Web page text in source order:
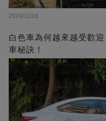
2024/11/18
白色車為何越來越受歡
車秘訣！